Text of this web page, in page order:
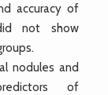
accuracy of
not show
nodules and
of